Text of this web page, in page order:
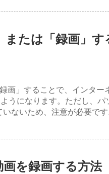
たは「録画」す
画」することで、インター
うになります。ただし、パ
ないため、注意が必要です
を録画する方法